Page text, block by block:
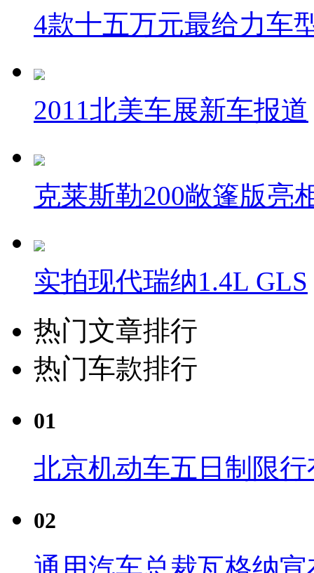
4款十五万元最给力车
2011北美车展新车报道
克莱斯勒200敞篷版亮
实拍现代瑞纳1.4L GLS
热门文章排行
热门车款排行
01
北京机动车五日制限
02